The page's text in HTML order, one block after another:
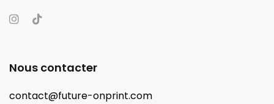
Nous contacter
contact@future-onprint.com